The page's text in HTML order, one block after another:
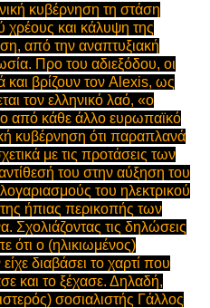
κυβέρνηση τη στάση
χρέους και κάλυψη της
από την αναπτυξιακή
Προ του αδιεξόδου, οι
και βρίζουν τον Alexis, ως
τον ελληνικό λαό, «ο
από κάθε άλλο ευρωπαϊκό
κυβέρνηση ότι παραπλανά
με τις προτάσεις των
του στην αύξηση του
του ηλεκτρικού
ήπιας περικοπής των
Σχολιάζοντας τις δηλώσεις
ότι ο (ηλικιωμένος)
διαβάσει το χαρτί που
και το ξέχασε. Δηλαδή,
σοσιαλιστής Γάλλος